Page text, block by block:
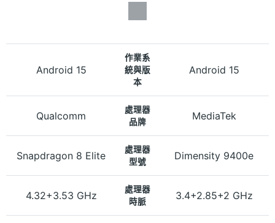
Android 15
作業系
統與版
本
Android 15
Qualcomm
處理器
品牌
MediaTek
Snapdragon 8 Elite
處理器
型號
Dimensity 9400e
4.32+3.53 GHz
處理器
時脈
3.4+2.85+2 GHz